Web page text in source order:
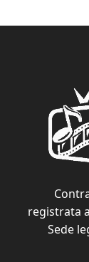
registrata
Sede